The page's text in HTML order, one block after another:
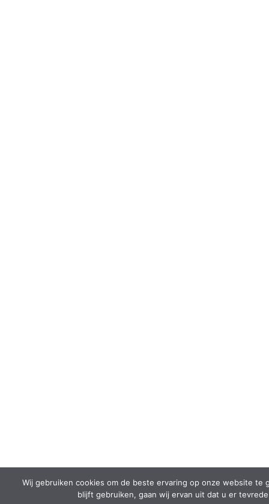
Wij gebruiken cookies om de beste ervaring op onze website te
blijft gebruiken, gaan wij ervan uit dat u er